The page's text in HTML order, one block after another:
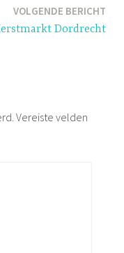
VOLGENDE BERICHT
Dordrecht
Vereiste velden